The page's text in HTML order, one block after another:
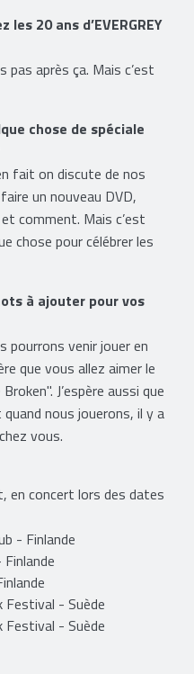
20 ans d’EVERGREY
après ça. Mais c’est
chose de spéciale
fait on discute de nos
un nouveau DVD,
comment. Mais c’est
chose pour célébrer les
à ajouter pour vos
pourrons venir jouer en
que vous allez aimer le
. J’espère aussi que
nous jouerons, il y a
vous.
en concert lors des dates
- Finlande
Festival - Suède
Festival - Suède